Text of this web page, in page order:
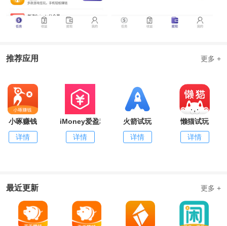
推荐应用 更多 +
小啄赚钱
详情
iMoney爱盈利
详情
火箭试玩
详情
懒猫试玩
详情
最近更新 更多 +